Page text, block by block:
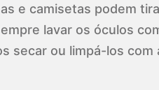
e camisetas podem
lavar os óculos
secar ou limpá-los com